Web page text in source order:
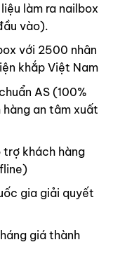
làm ra nailbox
vào).
với 2500 nhân
khắp Việt Nam
AS (100%
an tâm xuất
trợ khách hàng
gia giải quyết
giá thành